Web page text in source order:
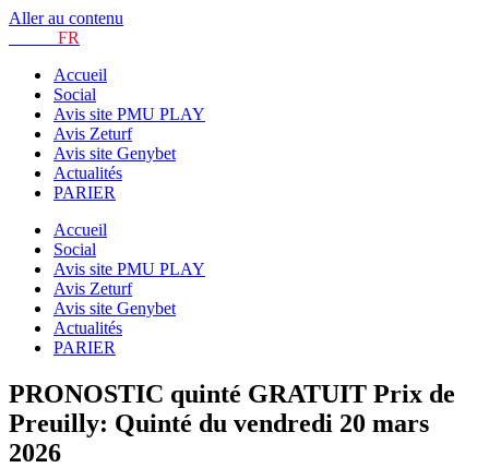
Aller au contenu
FR
Accueil
Social
Avis site PMU PLAY
Avis Zeturf
Avis site Genybet
Actualités
PARIER
Accueil
Social
Avis site PMU PLAY
Avis Zeturf
Avis site Genybet
Actualités
PARIER
PRONOSTIC quinté GRATUIT Prix de
Preuilly: Quinté du vendredi 20 mars
2026